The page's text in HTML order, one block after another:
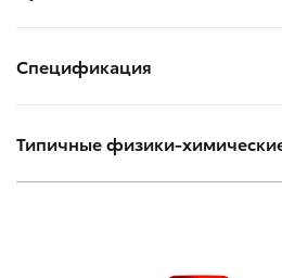
Спецификация
Типичные физики-